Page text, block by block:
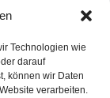
Technologien wie
darauf
können wir Daten
verarbeiten.